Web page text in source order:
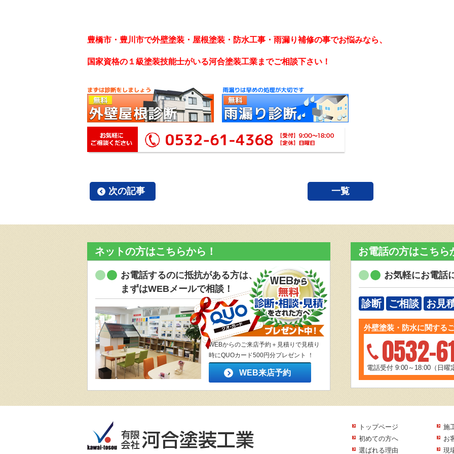
豊橋市・豊川市で外壁塗装・屋根塗装・防水工事・雨漏り補修の事でお悩みなら、
国家資格の１級塗装技能士がいる河合塗装工業までご相談下さい！
次の記事 一覧
お電話の方はこちら
お気軽にお電話
診断 ご相談 お見
外壁塗装・防水に関する
0532-
電話受付 9:00～18:00（日曜
ネットの方はこちらから！
お電話するのに抵抗がある方は、
まずはWEBメールで相談！
WEBからのご来店予約＋見積りで見積り
時にQUOカード500円分プレゼント ！
WEB来店予約
トップページ
初めての方へ
選ばれる理由
施
お
現